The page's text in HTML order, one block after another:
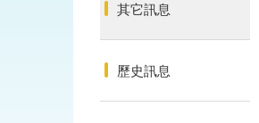
其它訊息
歷史訊息